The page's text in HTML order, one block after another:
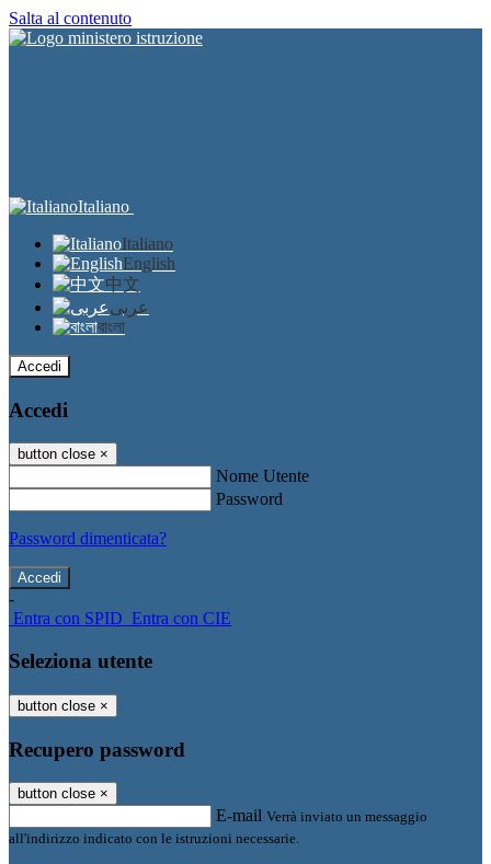
Salta al contenuto
Italiano
Italiano
English
中文
عربى
বাংলা
Accedi
Accedi
button close ×
Nome Utente
Password
Password dimenticata?
-
Entra con SPID Entra con CIE
Seleziona utente
button close ×
Recupero password
button close ×
E-mail Verrà inviato un messaggio
all'indirizzo indicato con le istruzioni necessarie.